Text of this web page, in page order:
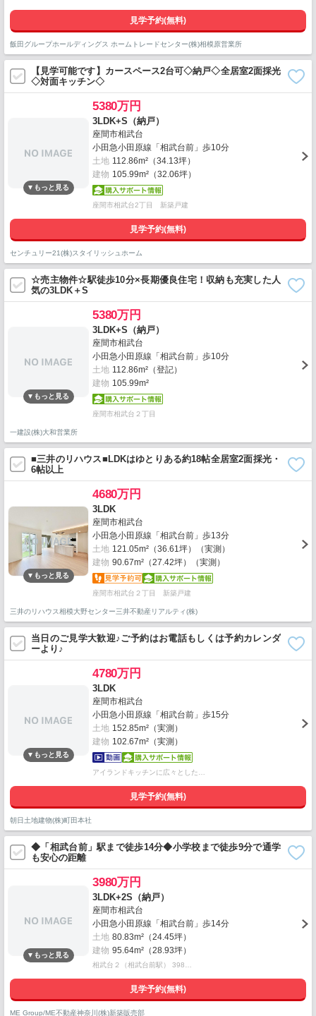
見学予約(無料)
飯田グループホールディングス ホームトレードセンター(株)相模原営業所
【見学可能です】カースペース2台可◇納戸◇全居室2面採光
◇対面キッチン◇
5380万円
3LDK+S（納戸）
座間市相武台
小田急小田原線「相武台前」歩10分
土地 112.86m²（34.13坪）
建物 105.99m²（32.06坪）
座間市相武台2丁目 新築戸建
見学予約(無料)
センチュリー21(株)スタイリッシュホーム
☆売主物件☆駅徒歩10分×長期優良住宅！収納も充実した人
気の3LDK＋S
5380万円
3LDK+S（納戸）
座間市相武台
小田急小田原線「相武台前」歩10分
土地 112.86m²（登記）
建物 105.99m²
座間市相武台２丁目
一建設(株)大和営業所
■三井のリハウス■LDKはゆとりある約18帖全居室2面採光・
6帖以上
4680万円
3LDK
座間市相武台
小田急小田原線「相武台前」歩13分
土地 121.05m²（36.61坪）（実測）
建物 90.67m²（27.42坪）（実測）
座間市相武台２丁目 新築戸建
三井のリハウス相模大野センター三井不動産リアルティ(株)
当日のご見学大歓迎♪ご予約はお電話もしくは予約カレンダ
ーより♪
4780万円
3LDK
座間市相武台
小田急小田原線「相武台前」歩15分
土地 152.85m²（実測）
建物 102.67m²（実測）
アイランドキッチンに広々とした…
見学予約(無料)
朝日土地建物(株)町田本社
◆「相武台前」駅まで徒歩14分◆小学校まで徒歩9分で通学
も安心の距離
3980万円
3LDK+2S（納戸）
座間市相武台
小田急小田原線「相武台前」歩14分
土地 80.83m²（24.45坪）
建物 95.64m²（28.93坪）
相武台２（相武台前駅） 398…
見学予約(無料)
ME Group/ME不動産神奈川(株)新築販売部